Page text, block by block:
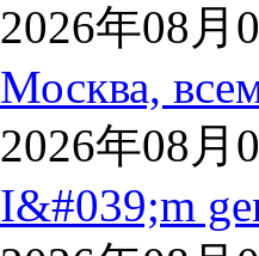
2026年08月
Москва,
2026年08月
I&#039;m